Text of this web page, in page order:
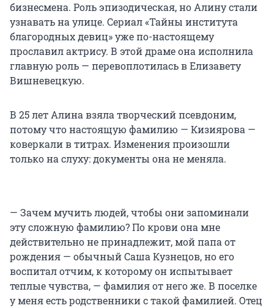
бизнесмена. Роль эпизодическая, но Алину стали
узнавать на улице. Сериал «Тайны института
благородных девиц» уже по-настоящему
прославил актрису. В этой драме она исполнила
главную роль — перевоплотилась в Елизавету
Вишневецкую.
В 25 лет Алина взяла творческий псевдоним,
потому что настоящую фамилию — Кизиярова —
коверкали в титрах. Изменения произошли
только на слуху: документы она не меняла.
— Зачем мучить людей, чтобы они запоминали
эту сложную фамилию? По крови она мне
действительно не принадлежит, мой папа от
рождения — обычный Саша Кузнецов, но его
воспитал отчим, к которому он испытывает
теплые чувства, — фамилия от него же. В поселке
у меня есть родственники с такой фамилией. Отец